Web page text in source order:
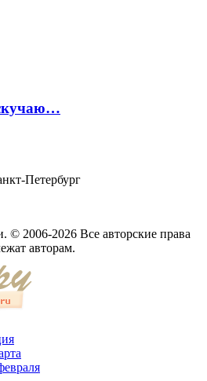
Петербург
2006-2026 Все авторские права
авторам.